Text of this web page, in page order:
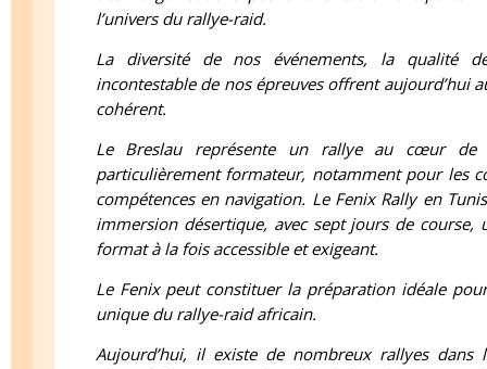
l’univers du rallye-raid.
La diversité de nos événements, la qualité
incontestable de nos épreuves offrent aujourd’hui
cohérent.
Le Breslau représente un rallye au cœur de
particulièrement formateur, notamment pour les
compétences en navigation. Le Fenix Rally en
immersion désertique, avec sept jours de
format à la fois accessible et exigeant.
Le Fenix peut constituer la préparation idéale
unique du rallye-raid africain.
Aujourd’hui, il existe de nombreux rallyes